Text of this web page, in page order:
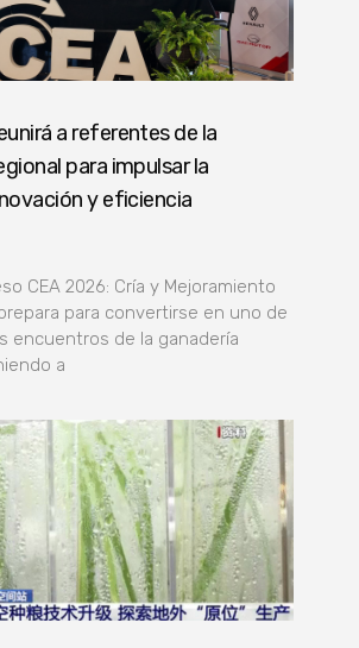
a referentes de la
para impulsar la
y eficiencia
CEA 2026: Cría y Mejoramiento
para convertirse en uno de
encuentros de la ganadería
a